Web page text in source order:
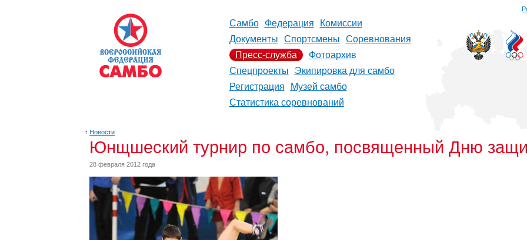
Самбо Федерация
Комиссии
Документы
Спортсмены
Соревнования
Пресс-служба
Фотоархив
Спецпроекты
Экипировка для самбо
Регистрация
Музей самбо
Статистика соревнований
↑ Новости
Юнщшеский турнир по самбо, посвященный Дню
28 февраля 2012 года